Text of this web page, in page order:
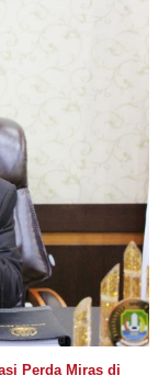
Perda Miras di